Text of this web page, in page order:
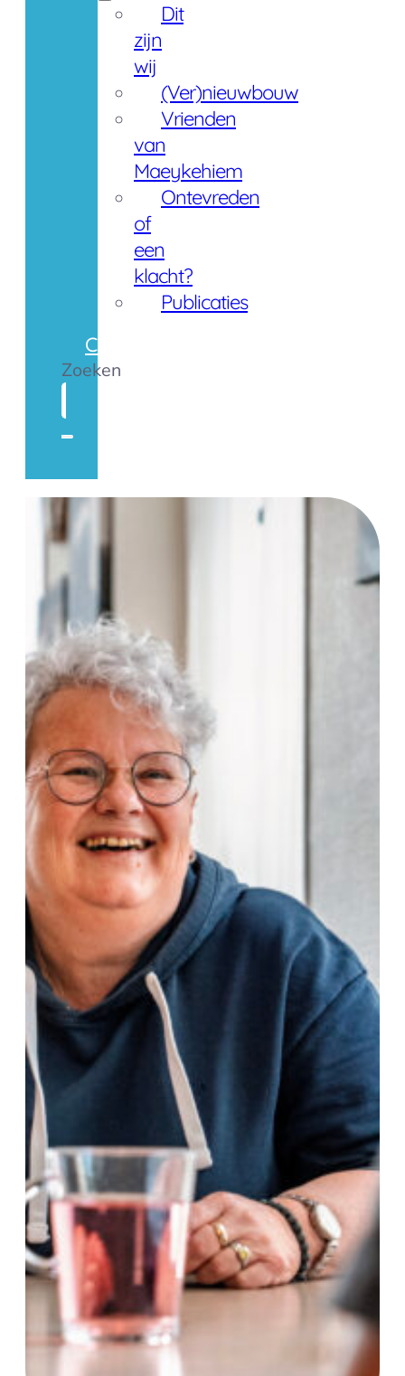
Dit
zijn
wij
(Ver)nieuwbouw
Vrienden
van
Maeykehiem
Ontevreden
of
een
klacht?
Publicaties
Contact
Zoeken